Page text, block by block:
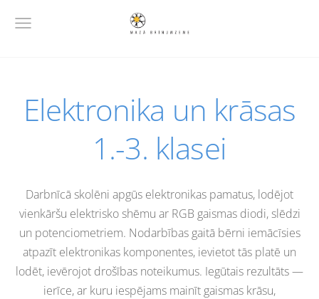
Elektronika un krāsas
1.-3. klasei
Darbnīcā skolēni apgūs elektronikas pamatus, lodējot
vienkāršu elektrisko shēmu ar RGB gaismas diodi, slēdzi
un potenciometriem. Nodarbības gaitā bērni iemācīsies
atpazīt elektronikas komponentes, ievietot tās platē un
lodēt, ievērojot drošības noteikumus. Iegūtais rezultāts —
ierīce, ar kuru iespējams mainīt gaismas krāsu,